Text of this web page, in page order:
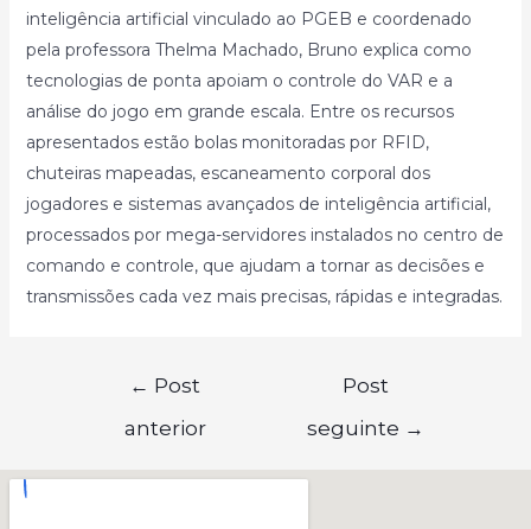
inteligência artificial vinculado ao PGEB e coordenado
pela professora Thelma Machado, Bruno explica como
tecnologias de ponta apoiam o controle do VAR e a
análise do jogo em grande escala. Entre os recursos
apresentados estão bolas monitoradas por RFID,
chuteiras mapeadas, escaneamento corporal dos
jogadores e sistemas avançados de inteligência artificial,
processados por mega-servidores instalados no centro de
comando e controle, que ajudam a tornar as decisões e
transmissões cada vez mais precisas, rápidas e integradas.
← Post
anterior
Post
seguinte →